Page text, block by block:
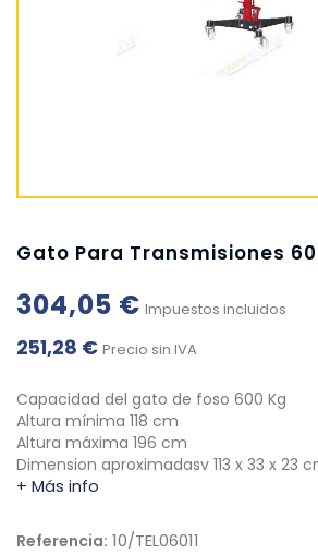
Gato Para Transmisiones
304,05 € Impuestos incluidos
251,28 € Precio sin IVA
Capacidad del gato de foso 600 Kg
Altura mínima 118 cm
Altura máxima 196 cm
Dimension aproximadasv 113 x 33 x 23
+ Más info
Referencia: 10/TEL06011